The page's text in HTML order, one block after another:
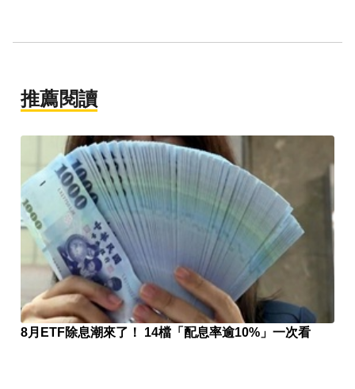
推薦閱讀
8月ETF除息潮來了！ 14檔「配息率逾10%」一次看